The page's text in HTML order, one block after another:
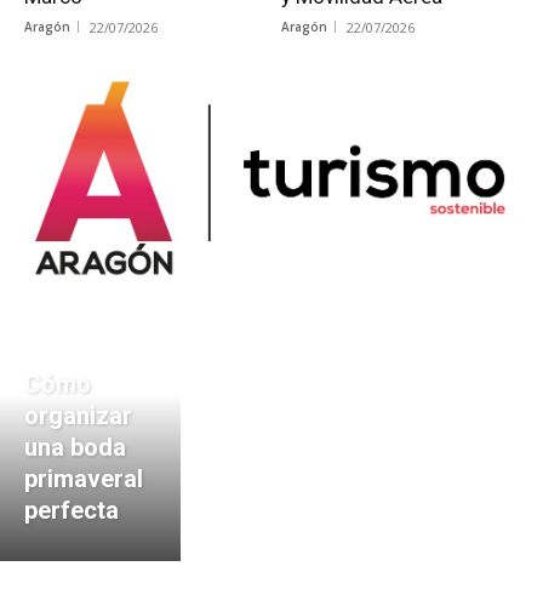
Aragón 22/07/2026 Aragón 22/07/2026
Cómo
organizar
una boda
primaveral
perfecta